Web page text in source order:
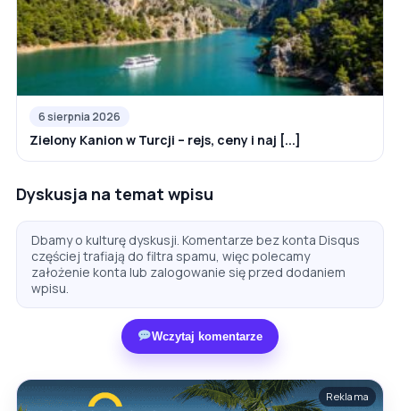
6 sierpnia 2026
Zielony Kanion w Turcji – rejs, ceny i naj [...]
Dyskusja na temat wpisu
Dbamy o kulturę dyskusji. Komentarze bez konta Disqus
częściej trafiają do filtra spamu, więc polecamy
założenie konta lub zalogowanie się przed dodaniem
wpisu.
Wczytaj komentarze
Reklama